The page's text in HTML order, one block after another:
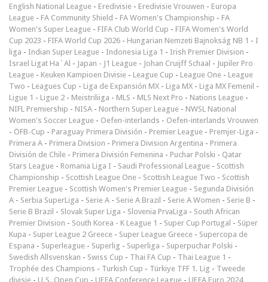
English National League - Eredivisie - Eredivisie Vrouwen - Europa
League - FA Community Shield - FA Women's Championship - FA
Women's Super League - FIFA Club World Cup - FIFA Women's World
Cup 2023 - FIFA World Cup 2026 - Hungarian Nemzeti Bajnokság NB 1 - I
liga - Indian Super League - Indonesia Liga 1 - Irish Premier Division -
Israel Ligat Ha`Al - Japan - J1 League - Johan Cruijff Schaal - Jupiler Pro
League - Keuken Kampioen Divisie - League Cup - League One - League
Two - Leagues Cup - Liga de Expansión MX - Liga MX - Liga MX Femenil -
Ligue 1 - Ligue 2 - Meistriliiga - MLS - MLS Next Pro - Nations League -
NIFL Premiership - NISA - Northern Super League - NWSL National
Women's Soccer League - Oefen-interlands - Oefen-interlands Vrouwen
- ÖFB-Cup - Paraguay Primera División - Premier League - Premjer-Liga -
Primera A - Primera Division - Primera Division Argentina - Primera
División de Chile - Primera División Femenina - Puchar Polski - Qatar
Stars League - Romania Liga I - Saudi Professional League - Scottish
Championship - Scottish League One - Scottish League Two - Scottish
Premier League - Scottish Women's Premier League - Segunda División
A - Serbia SuperLiga - Serie A - Serie A Brazil - Serie A Women - Serie B -
Serie B Brazil - Slovak Super Liga - Slovenia PrvaLiga - South African
Premier Division - South Korea - K League 1 - Super Cup Portugal - Süper
Kupa - Super League 2 Greece - Super League Greece - Supercopa de
Espana - Superleague - Superlig - Superliga - Superpuchar Polski -
Swedish Allsvenskan - Swiss Cup - Thai FA Cup - Thai League 1 -
Trophée des Champions - Turkish Cup - Türkiye TFF 1. Lig - Tweede
divisie - U.S. Open Cup - UEFA Conference League - UEFA Euro 2024